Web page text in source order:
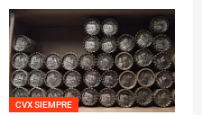
CVX SIEMPRE